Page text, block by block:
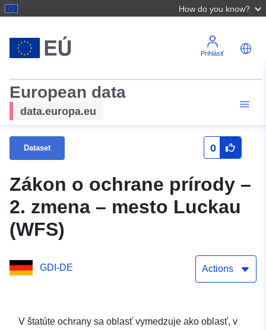
How do you know?
Prihlásiť
European data
data.europa.eu
Dataset 0
Zákon o ochrane prírody –
2. zmena – mesto Luckau
(WFS)
GDI-DE Actions
V štatúte ochrany sa oblasť vymedzuje ako oblasť, v